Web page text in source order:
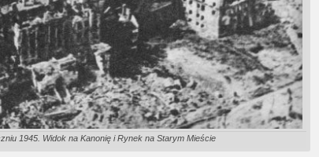
1945. Widok na Kanonię i Rynek na Starym Mieście